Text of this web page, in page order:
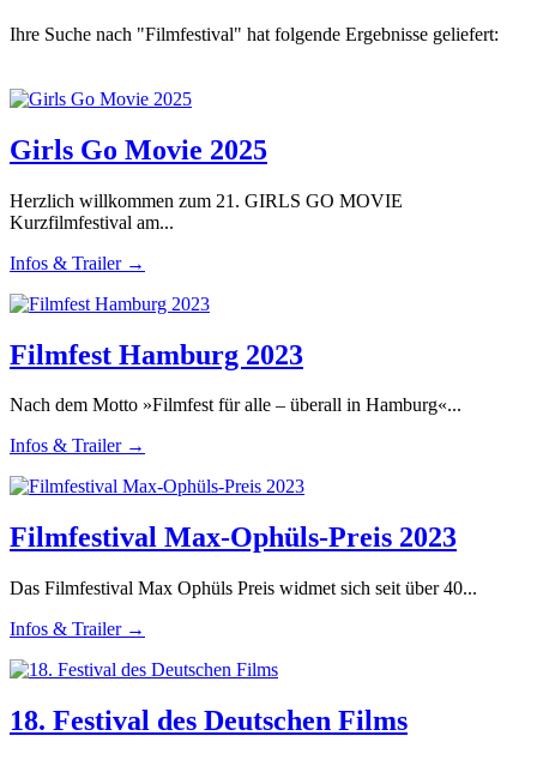
Ihre Suche nach "Filmfestival" hat folgende Ergebnisse geliefert:
Girls Go Movie 2025
Herzlich willkommen zum 21. GIRLS GO MOVIE
Kurzfilmfestival am...
Infos & Trailer →
Filmfest Hamburg 2023
Nach dem Motto »Filmfest für alle – überall in Hamburg«...
Infos & Trailer →
Filmfestival Max-Ophüls-Preis 2023
Das Filmfestival Max Ophüls Preis widmet sich seit über 40...
Infos & Trailer →
18. Festival des Deutschen Films